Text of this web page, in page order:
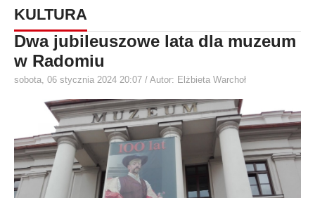
KULTURA
Dwa jubileuszowe lata dla muzeum
w Radomiu
sobota, 06 stycznia 2024 20:07 / Autor: Elżbieta Warchoł